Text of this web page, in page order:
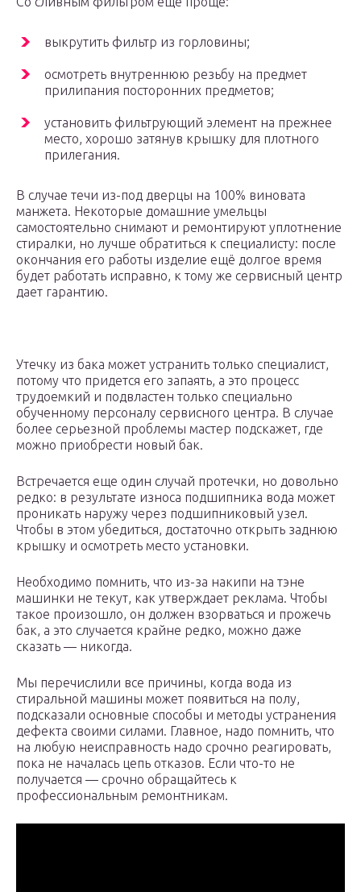
выкрутить фильтр из горловины;
осмотреть внутреннюю резьбу на предмет
прилипания посторонних предметов;
установить фильтрующий элемент на прежнее
место, хорошо затянув крышку для плотного
прилегания.
В случае течи из-под дверцы на 100% виновата
манжета. Некоторые домашние умельцы
самостоятельно снимают и ремонтируют уплотнение
стиралки, но лучше обратиться к специалисту: после
окончания его работы изделие ещё долгое время
будет работать исправно, к тому же сервисный центр
дает гарантию.
Утечку из бака может устранить только специалист,
потому что придется его запаять, а это процесс
трудоемкий и подвластен только специально
обученному персоналу сервисного центра. В случае
более серьезной проблемы мастер подскажет, где
можно приобрести новый бак.
Встречается еще один случай протечки, но довольно
редко: в результате износа подшипника вода может
проникать наружу через подшипниковый узел.
Чтобы в этом убедиться, достаточно открыть заднюю
крышку и осмотреть место установки.
Необходимо помнить, что из-за накипи на тэне
машинки не текут, как утверждает реклама. Чтобы
такое произошло, он должен взорваться и прожечь
бак, а это случается крайне редко, можно даже
сказать — никогда.
Мы перечислили все причины, когда вода из
стиральной машины может появиться на полу,
подсказали основные способы и методы устранения
дефекта своими силами. Главное, надо помнить, что
на любую неисправность надо срочно реагировать,
пока не началась цепь отказов. Если что-то не
получается — срочно обращайтесь к
профессиональным ремонтникам.